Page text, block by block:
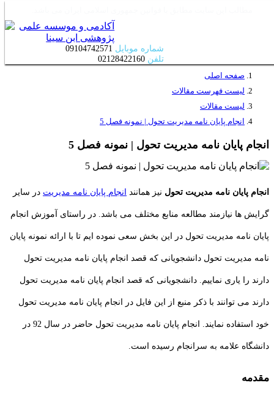
شماره موبایل
تلفن 02128422160
صفحه اصلی
لیست فهرست مقالات
لیست مقالات
انجام پایان نامه مدیریت تحول | نمونه فصل 5
انجام پایان نامه مدیریت تحول | نمونه فصل 5
انجام پایان نامه مدیریت تحول نیز همانند انجام پایان نامه مدیریت در سایر
گرایش ها نیازمند مطالعه منابع مختلف می باشد. در راستای آموزش انجام
پایان نامه مدیریت تحول در این بخش سعی نموده ایم تا با ارائه نمونه پایان
نامه مدیریت تحول دانشجویانی که قصد انجام پایان نامه مدیریت تحول
دارند را یاری نماییم. دانشجویانی که قصد انجام پایان نامه مدیریت تحول
دارند می توانند با ذکر منبع از این فایل در انجام پایان نامه مدیریت تحول
خود استفاده نمایند. انجام پایان نامه مدیریت تحول حاضر در سال 92 در
دانشگاه علامه به سرانجام رسیده است.
مقدمه